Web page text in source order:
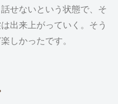
せないという状態で、そ
出来上がっていく。そう
しかったです。